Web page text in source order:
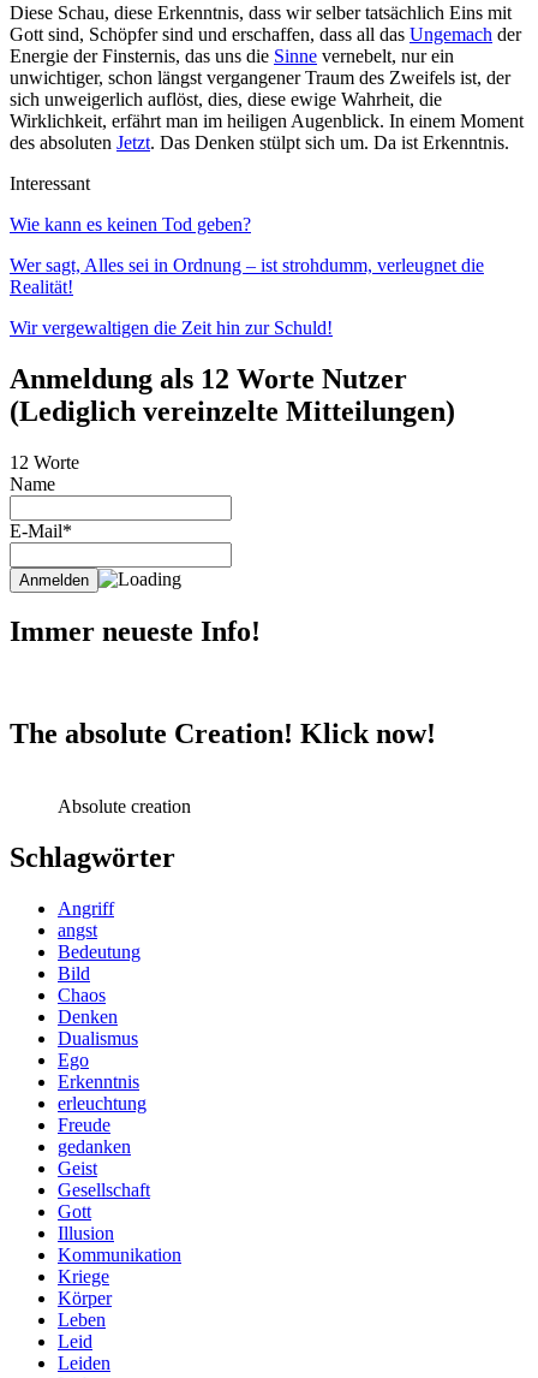
Diese Schau, diese Erkenntnis, dass wir selber tatsächlich Eins mit
Gott sind, Schöpfer sind und erschaffen, dass all das Ungemach der
Energie der Finsternis, das uns die Sinne vernebelt, nur ein
unwichtiger, schon längst vergangener Traum des Zweifels ist, der
sich unweigerlich auflöst, dies, diese ewige Wahrheit, die
Wirklichkeit, erfährt man im heiligen Augenblick. In einem Moment
des absoluten Jetzt. Das Denken stülpt sich um. Da ist Erkenntnis.
Interessant
Wie kann es keinen Tod geben?
Wer sagt, Alles sei in Ordnung – ist strohdumm, verleugnet die
Realität!
Wir vergewaltigen die Zeit hin zur Schuld!
Anmeldung als 12 Worte Nutzer
(Lediglich vereinzelte Mitteilungen)
12 Worte
Name
E-Mail*
Immer neueste Info!
The absolute Creation! Klick now!
Absolute creation
Schlagwörter
Angriff
angst
Bedeutung
Bild
Chaos
Denken
Dualismus
Ego
Erkenntnis
erleuchtung
Freude
gedanken
Geist
Gesellschaft
Gott
Illusion
Kommunikation
Kriege
Körper
Leben
Leid
Leiden